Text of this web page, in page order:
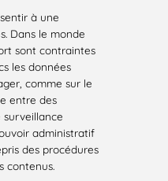
à une
Dans le monde
sont contraintes
les données
comme sur le
entre des
administratif
des procédures
contenus.